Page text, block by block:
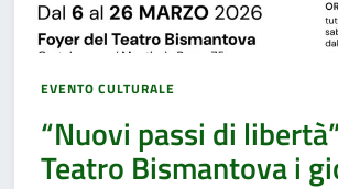
EVENTO CULTURALE
“Nuovi passi di
Teatro Bismantova i